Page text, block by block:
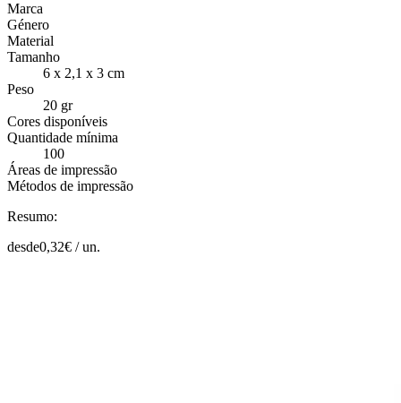
Marca
Género
Material
Tamanho
6 x 2,1 x 3 cm
Peso
20 gr
Cores disponíveis
Quantidade mínima
100
Áreas de impressão
Métodos de impressão
Resumo:
desde0,32€ /un.